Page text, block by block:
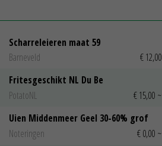
Scharreleieren maat 59
Barneveld
€ 12,00
Fritesgeschikt NL Du Be
PotatoNL
€ 15,00 ~
Uien Middenmeer Geel 30-60% grof
Noteringen
€ 0,00 ~